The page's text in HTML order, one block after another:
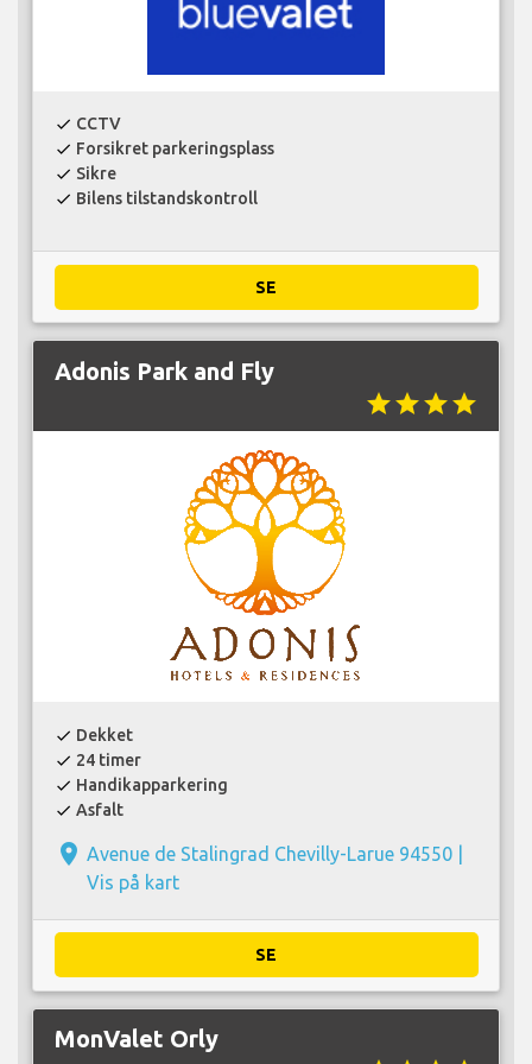
check CCTV
check Forsikret parkeringsplass
check Sikre
check Bilens tilstandskontroll
SE
Adonis Park and Fly
starstarstarstar
check Dekket
check 24 timer
check Handikapparkering
check Asfalt
place Avenue de Stalingrad Chevilly-Larue 94550 |
Vis på kart
SE
MonValet Orly